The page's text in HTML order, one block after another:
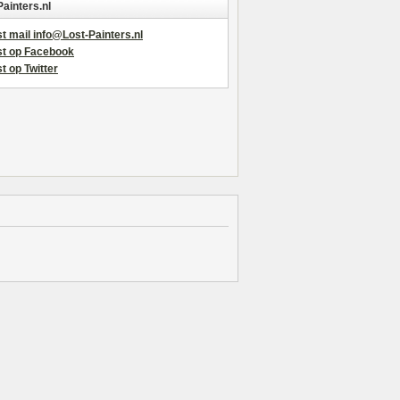
mail info@Lost-Painters.nl
op Facebook
op Twitter